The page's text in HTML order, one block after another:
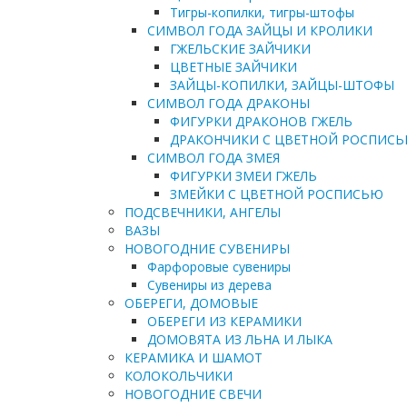
Тигры-копилки, тигры-штофы
СИМВОЛ ГОДА ЗАЙЦЫ И КРОЛИКИ
ГЖЕЛЬСКИЕ ЗАЙЧИКИ
ЦВЕТНЫЕ ЗАЙЧИКИ
ЗАЙЦЫ-КОПИЛКИ, ЗАЙЦЫ-ШТОФЫ
СИМВОЛ ГОДА ДРАКОНЫ
ФИГУРКИ ДРАКОНОВ ГЖЕЛЬ
ДРАКОНЧИКИ С ЦВЕТНОЙ
СИМВОЛ ГОДА ЗМЕЯ
ФИГУРКИ ЗМЕИ ГЖЕЛЬ
ЗМЕЙКИ С ЦВЕТНОЙ РОСПИСЬЮ
ПОДСВЕЧНИКИ, АНГЕЛЫ
ВАЗЫ
НОВОГОДНИЕ СУВЕНИРЫ
Фарфоровые сувениры
Сувениры из дерева
ОБЕРЕГИ, ДОМОВЫЕ
ОБЕРЕГИ ИЗ КЕРАМИКИ
ДОМОВЯТА ИЗ ЛЬНА И ЛЫКА
КЕРАМИКА И ШАМОТ
КОЛОКОЛЬЧИКИ
НОВОГОДНИЕ СВЕЧИ